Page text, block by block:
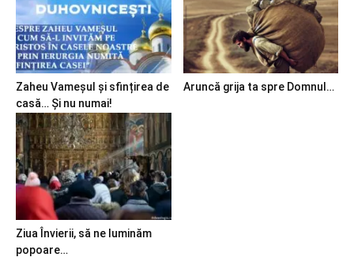
Zaheu Vameșul și sfințirea de
casă… Și nu numai!
Aruncă grija ta spre Domnul…
Ziua Învierii, să ne luminăm
popoare…